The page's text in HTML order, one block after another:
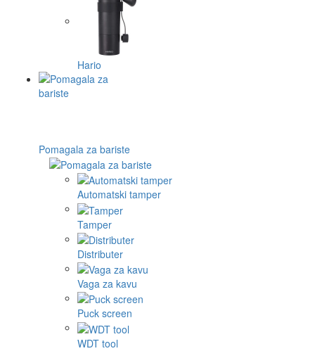
Hario
Pomagala za bariste
Automatski tamper
Tamper
Distributer
Vaga za kavu
Puck screen
WDT tool